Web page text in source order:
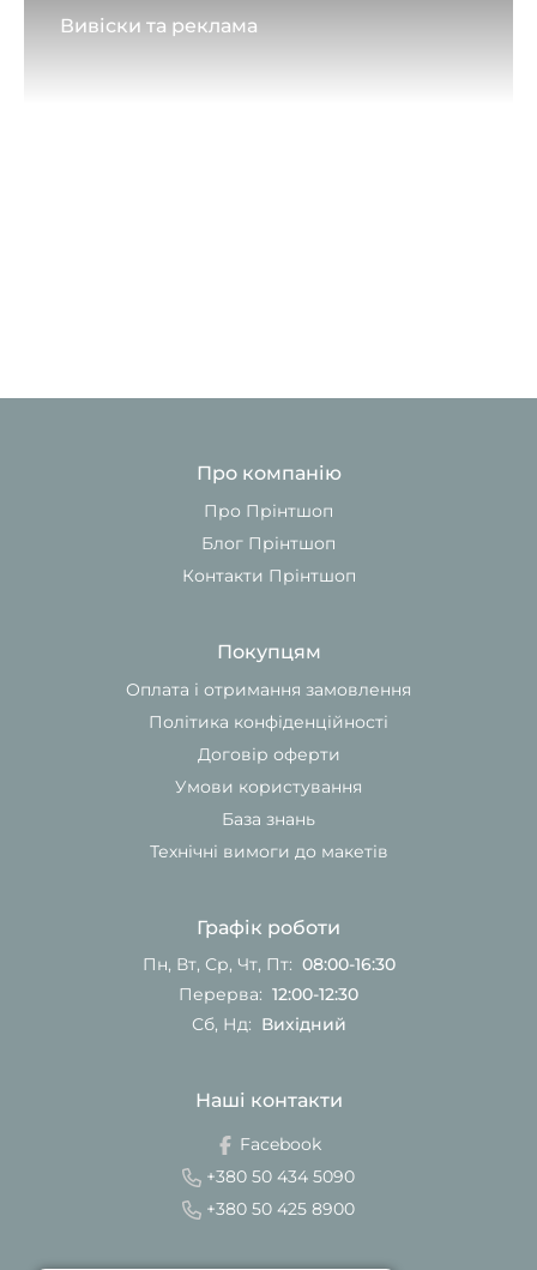
Вивіски та реклама
Про компанію
Про Прінтшоп
Блог Прінтшоп
Контакти Прінтшоп
Покупцям
Оплата і отримання замовлення
Політика конфіденційності
Договір оферти
Умови користування
База знань
Технічні вимоги до макетів
Графік роботи
Пн, Вт, Ср, Чт, Пт: 08:00-16:30
Перерва: 12:00-12:30
Сб, Нд: Вихідний
Наші контакти
Facebook
+380 50 434 5090
+380 50 425 8900